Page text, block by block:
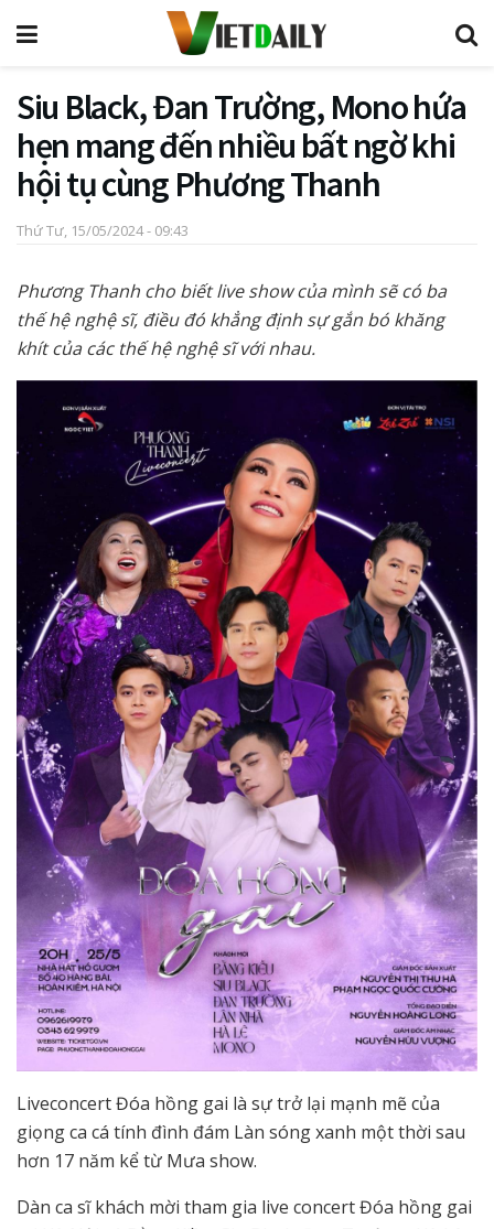
Siu Black, Đan Trường, Mono hứa
hẹn mang đến nhiều bất ngờ khi
hội tụ cùng Phương Thanh
Thứ Tư, 15/05/2024 - 09:43
Phương Thanh cho biết live show của mình sẽ có ba
thế hệ nghệ sĩ, điều đó khẳng định sự gắn bó khăng
khít của các thế hệ nghệ sĩ với nhau.
Liveconcert Đóa hồng gai là sự trở lại mạnh mẽ của
giọng ca cá tính đình đám Làn sóng xanh một thời sau
hơn 17 năm kể từ Mưa show.
Dàn ca sĩ khách mời tham gia live concert Đóa hồng gai